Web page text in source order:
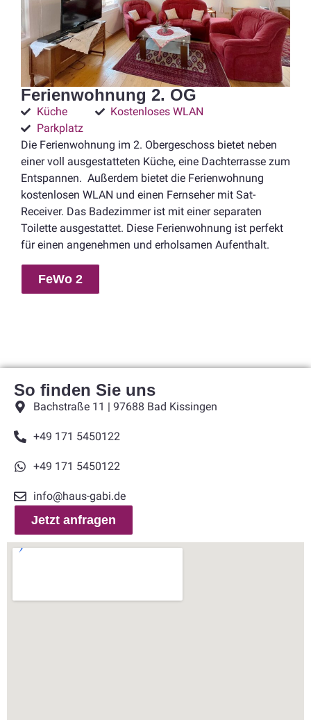
Ferienwohnung 2. OG
Küche
Kostenloses WLAN
Parkplatz
Die Ferienwohnung im 2. Obergeschoss bietet neben
einer voll ausgestatteten Küche, eine Dachterrasse zum
Entspannen. Außerdem bietet die Ferienwohnung
kostenlosen WLAN und einen Fernseher mit Sat-
Receiver. Das Badezimmer ist mit einer separaten
Toilette ausgestattet. Diese Ferienwohnung ist perfekt
für einen angenehmen und erholsamen Aufenthalt.
FeWo 2
So finden Sie uns
Bachstraße 11 | 97688 Bad Kissingen
+49 171 5450122
+49 171 5450122
info@haus-gabi.de
Jetzt anfragen